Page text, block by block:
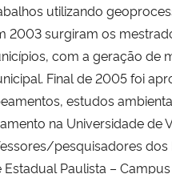
utilizando
2003 surgiram os
com a geração de
Final de 2005 foi
estudos
na Universidade de
pesquisadores
Paulista –